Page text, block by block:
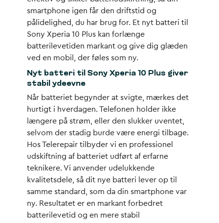
smartphone igen får den driftstid og
pålidelighed, du har brug for. Et nyt batteri til
Sony Xperia 10 Plus kan forlænge
batterilevetiden markant og give dig glæden
ved en mobil, der føles som ny.
Nyt batteri til Sony Xperia 10 Plus giver
stabil ydeevne
Når batteriet begynder at svigte, mærkes det
hurtigt i hverdagen. Telefonen holder ikke
længere på strøm, eller den slukker uventet,
selvom der stadig burde være energi tilbage.
Hos Telerepair tilbyder vi en professionel
udskiftning af batteriet udført af erfarne
teknikere. Vi anvender udelukkende
kvalitetsdele, så dit nye batteri lever op til
samme standard, som da din smartphone var
ny. Resultatet er en markant forbedret
batterilevetid og en mere stabil